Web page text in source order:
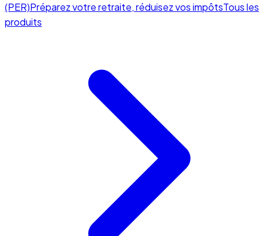
(PER)Préparez votre retraite, réduisez vos impôtsTous les
produits